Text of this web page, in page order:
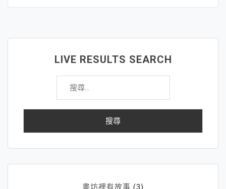
為
人
天
LIVE RESULTS SEARCH
搜
關
書坊裡有故事 (3)